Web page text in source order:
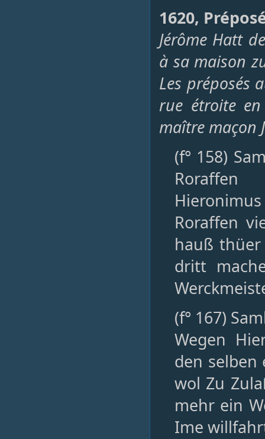
1620,
Jérôme Hatt
à sa maison
Les préposés
rue étroite
maître maçon
(f° 158)
Roraffen
Roraffen
hauß
dritt
(f° 167)
Wegen
den selben
wol Zu
mehr ein
Ime